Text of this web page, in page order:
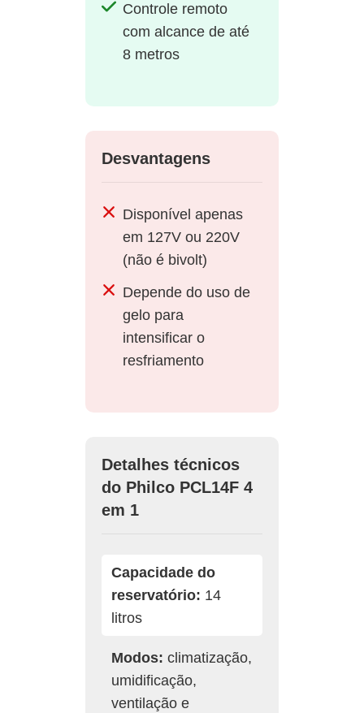
Controle remoto
com alcance de até
8 metros
Desvantagens
Disponível apenas
em 127V ou 220V
(não é bivolt)
Depende do uso de
gelo para
intensificar o
resfriamento
Detalhes técnicos
do Philco PCL14F 4
em 1
Capacidade do
reservatório: 14
litros
Modos: climatização,
umidificação,
ventilação e